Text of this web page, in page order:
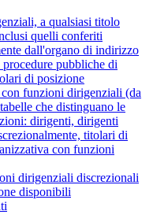
a qualsiasi titolo
quelli conferiti
dall'organo di indirizzo
pubbliche di
di posizione
funzioni dirigenziali (da
che distinguano le
dirigenti, dirigenti
titolari di
con funzioni
dirigenziali discrezionali
disponibili